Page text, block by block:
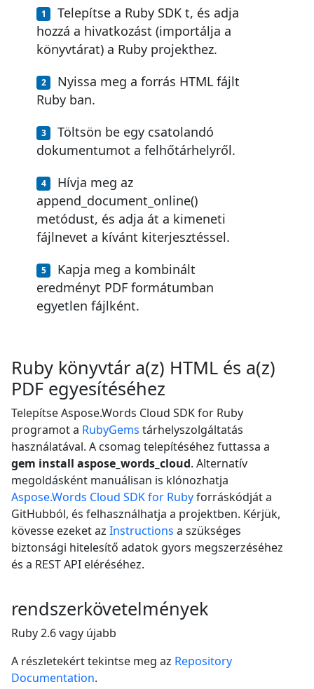
Telepítse a Ruby SDK t, és adja
hozzá a hivatkozást (importálja a
könyvtárat) a Ruby projekthez.
Nyissa meg a forrás HTML fájlt
Ruby ban.
Töltsön be egy csatolandó
dokumentumot a felhőtárhelyről.
Hívja meg az
append_document_online()
metódust, és adja át a kimeneti
fájlnevet a kívánt kiterjesztéssel.
Kapja meg a kombinált
eredményt PDF formátumban
egyetlen fájlként.
Ruby könyvtár a(z) HTML és a(z)
PDF egyesítéséhez
Telepítse Aspose.Words Cloud SDK for Ruby
programot a RubyGems tárhelyszolgáltatás
használatával. A csomag telepítéséhez futtassa a
gem install aspose_words_cloud. Alternatív
megoldásként manuálisan is klónozhatja
Aspose.Words Cloud SDK for Rubyforráskódját a
GitHubból, és felhasználhatja a projektben. Kérjük,
kövesse ezeket az Instructions a szükséges
biztonsági hitelesítő adatok gyors megszerzéséhez
és a REST API eléréséhez.
rendszerkövetelmények
Ruby 2.6 vagy újabb
A részletekért tekintse meg az Repository
Documentation.